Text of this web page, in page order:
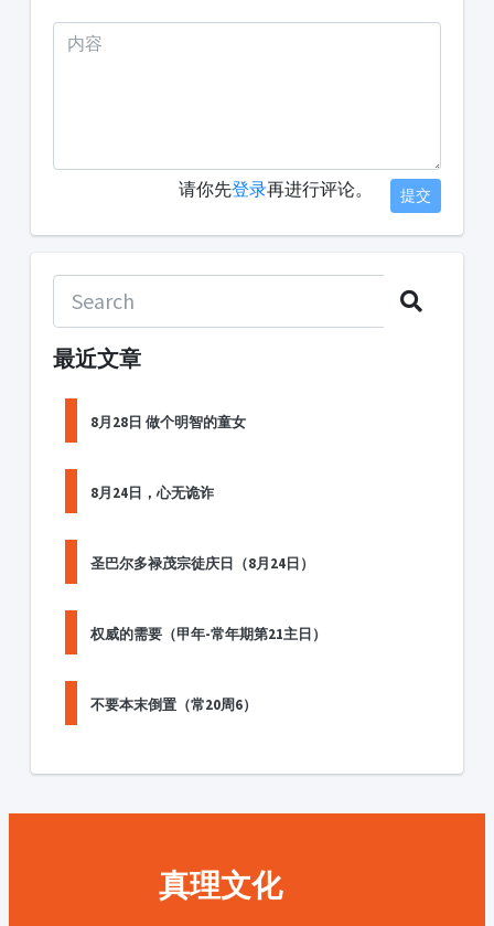
请你先登录再进行评论。 提交
最近文章
8月28日 做个明智的童女
8月24日，心无诡诈
圣巴尔多禄茂宗徒庆日（8月24日）
权威的需要（甲年-常年期第21主日）
不要本末倒置（常20周6）
真理文化